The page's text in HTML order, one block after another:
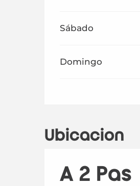
Sábado
Domingo
Ubicación
A 2 Pas